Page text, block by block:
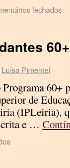
fechados
60+
Luísa Pimentel
60+
de
(IPLeiria),
e …